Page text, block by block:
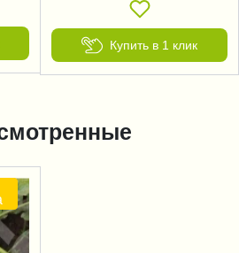
Купить в 1 клик